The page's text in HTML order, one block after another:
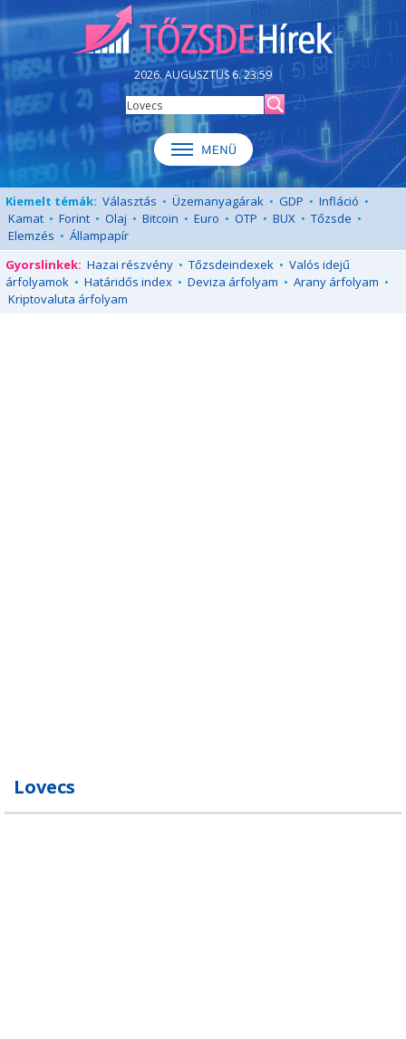
2026. AUGUSZTUS 6. 23:59
Kiemelt témák: Választás • Üzemanyagárak • GDP • Infláció •
Kamat • Forint • Olaj • Bitcoin • Euro • OTP • BUX • Tőzsde •
Elemzés • Állampapír
Gyorslinkek: Hazai részvény • Tőzsdeindexek • Valós idejű
árfolyamok • Határidős index • Deviza árfolyam • Arany árfolyam •
Kriptovaluta árfolyam
Lovecs